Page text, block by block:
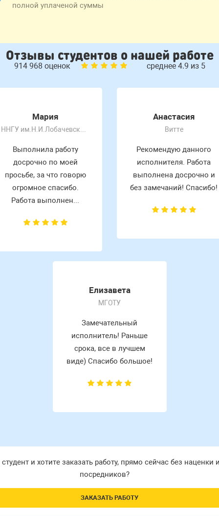
полной уплаченой суммы
Отзывы студентов о нашей работе
914 968 оценок среднее 4.9 из 5
Мария
Выполнила работу
досрочно по моей
просьбе, за что говорю
огромное спасибо.
Работа выполнен...
Анастасия
Витте
Рекомендую данного
исполнителя. Работа
выполнена досрочно и
без замечаний! Спасибо!
Елизавета
МГОТУ
Замечательный
исполнитель! Раньше
срока, все в лучшем
виде) Спасибо большое!
и хотите заказать работу, прямо сейчас без наценки
посредников?
ЗАКАЗАТЬ РАБОТУ